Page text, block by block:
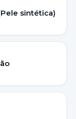
sintética)